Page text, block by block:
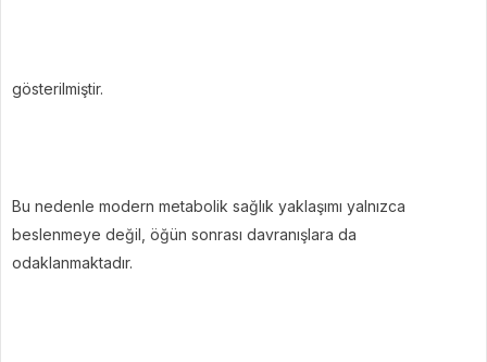
gösterilmiştir.
Bu nedenle modern metabolik sağlık yaklaşımı yalnızca
beslenmeye değil, öğün sonrası davranışlara da
odaklanmaktadır.